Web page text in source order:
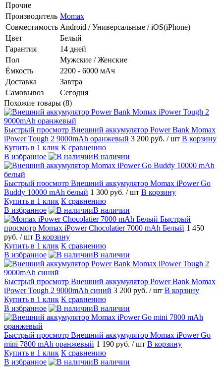
Прочие
Производитель Momax
Совместимость Android / Универсальные / iOS(iPhone)
Цвет
Белый
Гарантия
14 дней
Пол
Мужские / Женские
Ёмкость
2200 - 6000 мАч
Доставка
Завтра
Самовывоз
Сегодня
Похожие товары (8)
Быстрый просмотр Внешний аккумулятор Power Bank Momax
iPower Tough 2 9000mAh оранжевый 3 200 руб. / шт В корзину
Купить в 1 клик К сравнению
В избранное
В наличии
Быстрый просмотр Внешний аккумулятор Momax iPower Go
Buddy 10000 mAh белый 1 300 руб. / шт В корзину
Купить в 1 клик К сравнению
В избранное
В наличии
Быстрый
просмотр Momax iPower Chocolatier 7000 mAh Белый 1 450
руб. / шт В корзину
Купить в 1 клик К сравнению
В избранное
В наличии
Быстрый просмотр Внешний аккумулятор Power Bank Momax
iPower Tough 2 9000mAh синий 3 200 руб. / шт В корзину
Купить в 1 клик К сравнению
В избранное
В наличии
Быстрый просмотр Внешний аккумулятор Momax iPower Go
mini 7800 mAh оранжевый 1 190 руб. / шт В корзину
Купить в 1 клик К сравнению
В избранное
В наличии